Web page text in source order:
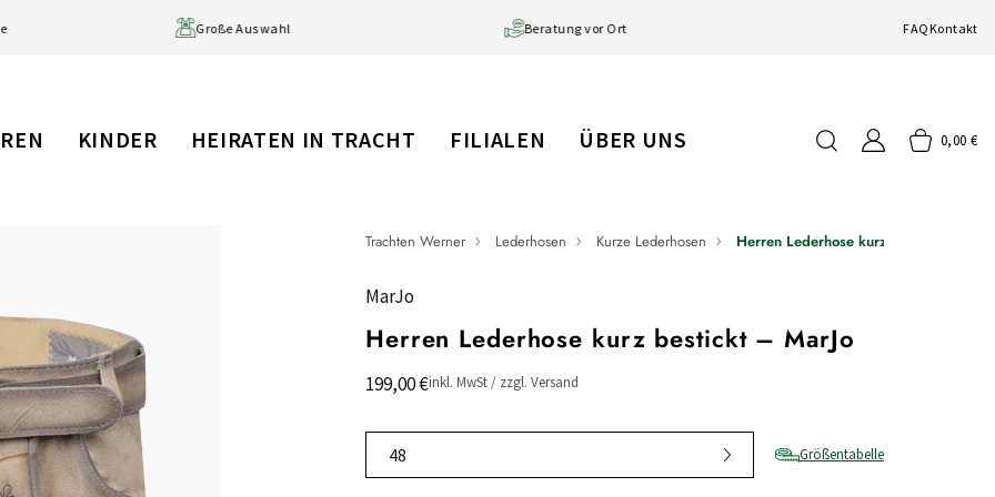
FAQ Kontakt
KINDER HEIRATEN IN TRACHT FILIALEN ÜBER UNS 0,00 €
Trachten Werner Lederhosen Kurze Lederhosen Herren Lederhose kurz bestickt
MarJo
Herren Lederhose kurz bestickt – MarJo
199,00 €inkl. MwSt / zzgl. Versand
Größentabelle
48